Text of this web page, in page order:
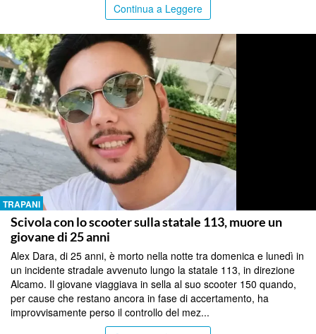
Continua a Leggere
TRAPANI
Scivola con lo scooter sulla statale 113, muore un
giovane di 25 anni
Alex Dara, di 25 anni, è morto nella notte tra domenica e lunedì in
un incidente stradale avvenuto lungo la statale 113, in direzione
Alcamo. Il giovane viaggiava in sella al suo scooter 150 quando,
per cause che restano ancora in fase di accertamento, ha
improvvisamente perso il controllo del mez...